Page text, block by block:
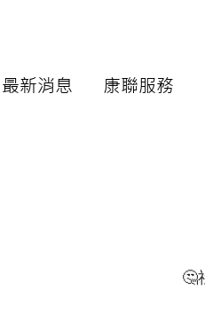
最新消息 康聯服務
🤔️